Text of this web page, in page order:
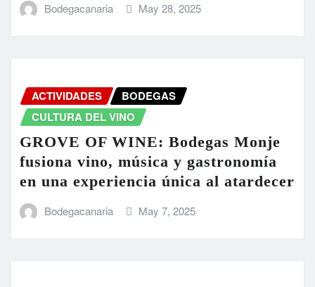
Bodegacanaria May 28, 2025
ACTIVIDADES
BODEGAS
CULTURA DEL VINO
GROVE OF WINE: Bodegas Monje
fusiona vino, música y gastronomía
en una experiencia única al atardecer
Bodegacanaria May 7, 2025